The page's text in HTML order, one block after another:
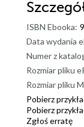
ISBN Ebooka:
Data wydania
Numer z
Rozmiar pliku
Rozmiar pliku
Pobierz
Pobierz
Zgłoś erratę